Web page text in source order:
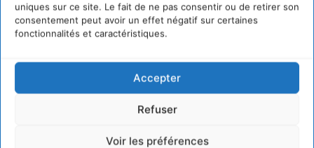
uniques sur ce site. Le fait de ne pas consentir ou de retirer son
consentement peut avoir un effet négatif sur certaines
fonctionnalités et caractéristiques.
Accepter
Refuser
Voir les préférences